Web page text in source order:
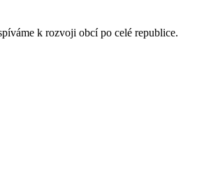
k rozvoji obcí po celé republice.